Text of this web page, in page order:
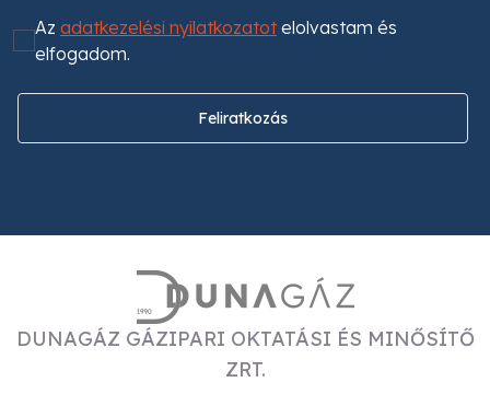
Az adatkezelési nyilatkozatotelolvastam és
elfogadom.
Feliratkozás
DUNAGÁZ GÁZIPARI OKTATÁSI ÉS MINŐSÍTŐ
ZRT.